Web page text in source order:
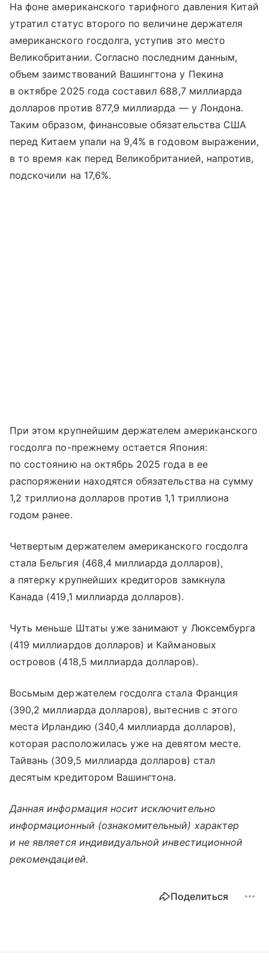
На фоне американского тарифного давления Китай
утратил статус второго по величине держателя
американского госдолга, уступив это место
Великобритании. Согласно последним данным,
объем заимствований Вашингтона у Пекина
в октябре 2025 года составил 688,7 миллиарда
долларов против 877,9 миллиарда — у Лондона.
Таким образом, финансовые обязательства США
перед Китаем упали на 9,4% в годовом выражении,
в то время как перед Великобританией, напротив,
подскочили на 17,6%.
При этом крупнейшим держателем американского
госдолга по-прежнему остается Япония:
по состоянию на октябрь 2025 года в ее
распоряжении находятся обязательства на сумму
1,2 триллиона долларов против 1,1 триллиона
годом ранее.
Четвертым держателем американского госдолга
стала Бельгия (468,4 миллиарда долларов),
а пятерку крупнейших кредиторов замкнула
Канада (419,1 миллиарда долларов).
Чуть меньше Штаты уже занимают у Люксембурга
(419 миллиардов долларов) и Каймановых
островов (418,5 миллиарда долларов).
Восьмым держателем госдолга стала Франция
(390,2 миллиарда долларов), вытеснив с этого
места Ирландию (340,4 миллиарда долларов),
которая расположилась уже на девятом месте.
Тайвань (309,5 миллиарда долларов) стал
десятым кредитором Вашингтона.
Данная информация носит исключительно
информационный (ознакомительный) характер
и не является индивидуальной инвестиционной
рекомендацией.
Поделиться